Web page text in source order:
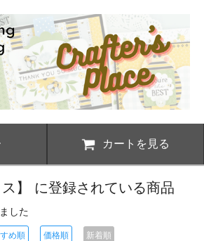
カートを見る
ス】 に登録されている商品
した
め順 価格順 新着順